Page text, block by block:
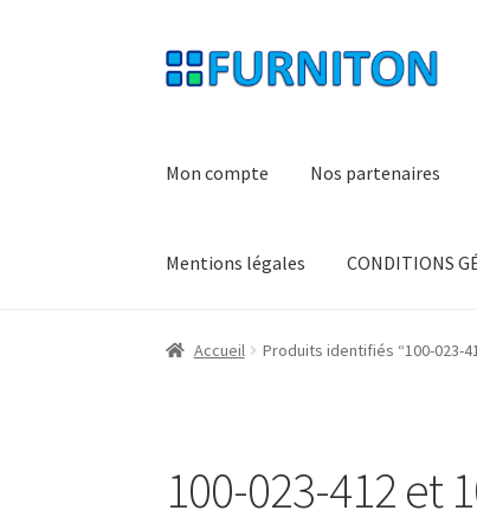
Aller
à
Aller
au
Mon compte Nos partenaires
Mentions légales CONDITIONS
Accueil Produits identifiés “100-023-
100-023-412 et